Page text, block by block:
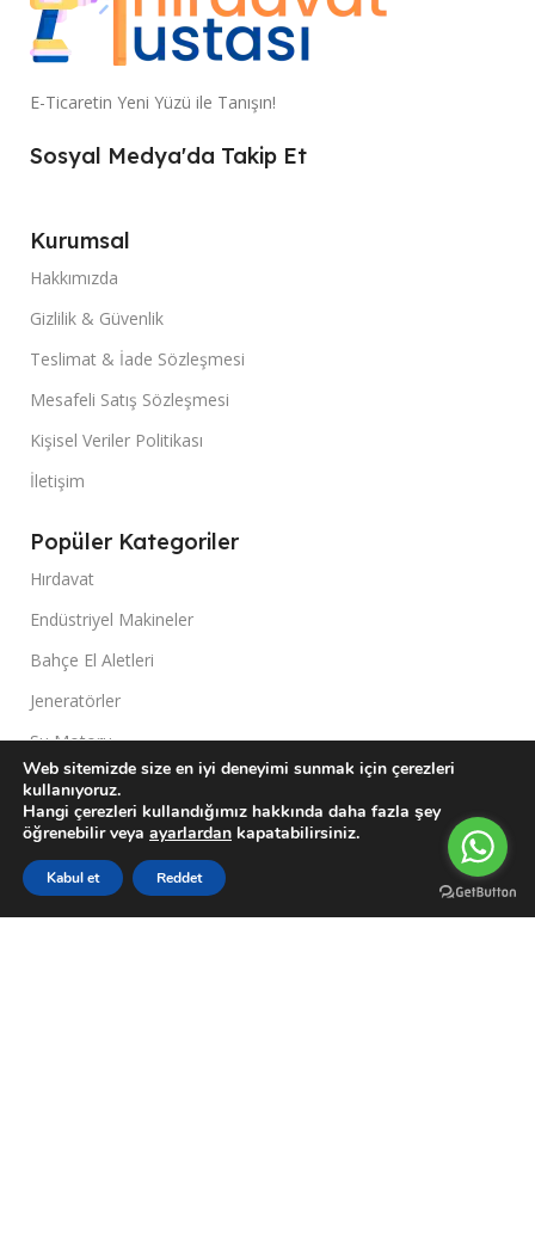
E-Ticaretin Yeni Yüzü ile Tanışın!
Sosyal Medya'da Takip Et
Kurumsal
Hakkımızda
Gizlilik & Güvenlik
Teslimat & İade Sözleşmesi
Mesafeli Satış Sözleşmesi
Kişisel Veriler Politikası
İletişim
Popüler Kategoriler
Hırdavat
Endüstriyel Makineler
Bahçe El Aletleri
Jeneratörler
Su Motoru
Müşteri Paneli
Hesabım
Siparişler
Garanti Şartları
Web sitemizde size en iyi deneyimi sunmak için çerezleri
kullanıyoruz.
Hangi çerezleri kullandığımız hakkında daha fazla şey
öğrenebilir veya ayarlardan kapatabilirsiniz.
Kabul et Reddet
Filters Karşılaştırma Listesi Menu